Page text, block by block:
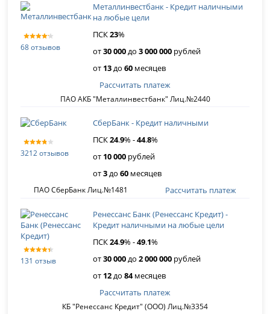
68 отзывов
Металлинвестбанк - Кредит наличными
на любые цели
ПСК23%
от30 000до3 000 000 рублей
от 13до60 месяцев
ПАО АКБ "Металлинвестбанк" Лиц.№2440
Рассчитать платеж
3212 отзывов
СберБанк - Кредит наличными
ПСК24.9% -44.8%
от 10 000 рублей
от3до60 месяцев
ПАО СберБанк Лиц.№1481 Рассчитать платеж
131 отзыв
Ренессанс Банк (Ренессанс Кредит) -
Кредит наличными на любые цели
ПСК24.9% -49.1%
от30 000до2 000 000 рублей
от 12до84месяцев
КБ "Ренессанс Кредит" (ООО) Лиц.№3354
Рассчитать платеж